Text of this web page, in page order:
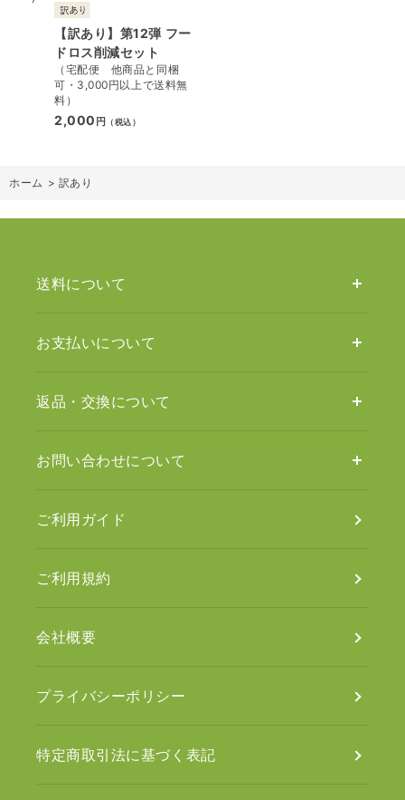
【訳あり】第12弾 フー
ドロス削減セット
（宅配便 他商品と同梱
可・3,000円以上で送料無
料）
2,000 円 （税込）
ホーム > 訳あり
送料について
お支払いについて
返品・交換について
お問い合わせについて
ご利用ガイド
ご利用規約
会社概要
プライバシーポリシー
特定商取引法に基づく表記